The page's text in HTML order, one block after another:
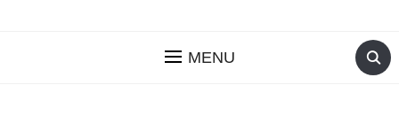
MENU